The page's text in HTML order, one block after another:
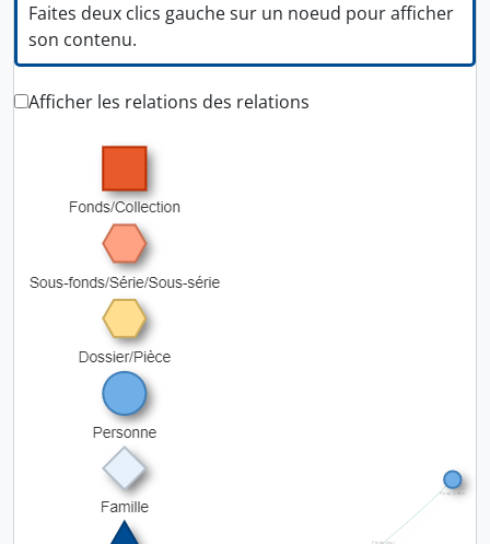
Faites deux clics gauche sur un noeud pour afficher
son contenu.
Afficher les relations des relations